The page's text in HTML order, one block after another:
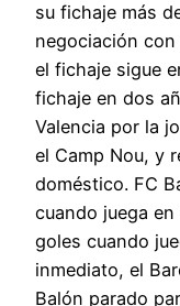
su fichaje más
negociación con
el fichaje sigue
fichaje en dos
Valencia por la
el Camp Nou, y
doméstico. FC
cuando juega en
goles cuando
inmediato, el
Balón parado